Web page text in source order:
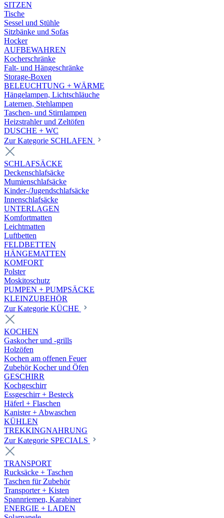
SITZEN
Tische
Sessel und Stühle
Sitzbänke und Sofas
Hocker
AUFBEWAHREN
Kocherschränke
Falt- und Hängeschränke
Storage-Boxen
BELEUCHTUNG + WÄRME
Hängelampen, Lichtschläuche
Laternen, Stehlampen
Taschen- und Stirnlampen
Heizstrahler und Zeltöfen
DUSCHE + WC
Zur Kategorie SCHLAFEN
SCHLAFSÄCKE
Deckenschlafsäcke
Mumienschlafsäcke
Kinder-/Jugendschlafsäcke
Innenschlafsäcke
UNTERLAGEN
Komfortmatten
Leichtmatten
Luftbetten
FELDBETTEN
HÄNGEMATTEN
KOMFORT
Polster
Moskitoschutz
PUMPEN + PUMPSÄCKE
KLEINZUBEHÖR
Zur Kategorie KÜCHE
KOCHEN
Gaskocher und -grills
Holzöfen
Kochen am offenen Feuer
Zubehör Kocher und Öfen
GESCHIRR
Kochgeschirr
Essgeschirr + Besteck
Häferl + Flaschen
Kanister + Abwaschen
KÜHLEN
TREKKINGNAHRUNG
Zur Kategorie SPECIALS
TRANSPORT
Rucksäcke + Taschen
Taschen für Zubehör
Transporter + Kisten
Spannriemen, Karabiner
ENERGIE + LADEN